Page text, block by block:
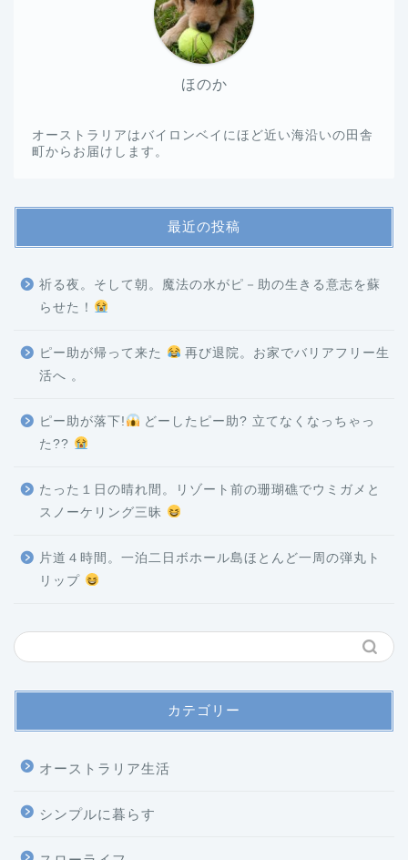
ほのか
オーストラリアはバイロンベイにほど近い海沿いの田舎
町からお届けします。
最近の投稿
祈る夜。そして朝。魔法の水がピ－助の生きる意志を蘇
らせた！
ピー助が帰って来た
再び退院。お家でバリアフリー生
活へ 。
ピー助が落下!
どーしたピー助? 立てなくなっちゃっ
た??
たった１日の晴れ間。リゾート前の珊瑚礁でウミガメと
スノーケリング三昧
片道４時間。一泊二日ボホール島ほとんど一周の弾丸ト
リップ
カテゴリー
オーストラリア生活
シンプルに暮らす